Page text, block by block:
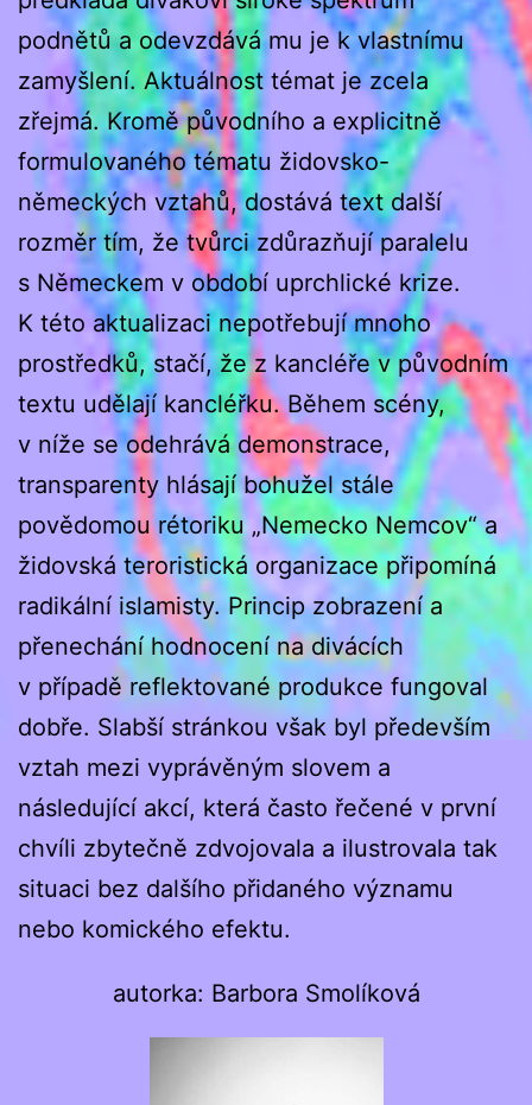
podnětů a odevzdává mu je k vlastnímu
zamyšlení. Aktuálnost témat je zcela
zřejmá. Kromě původního a explicitně
formulovaného tématu židovsko-
německých vztahů, dostává text další
rozměr tím, že tvůrci zdůrazňují paralelu
s Německem v období uprchlické krize.
K této aktualizaci nepotřebují mnoho
prostředků, stačí, že z kancléře v původním
textu udělají kancléřku. Během scény,
v níže se odehrává demonstrace,
transparenty hlásají bohužel stále
povědomou rétoriku „Nemecko Nemcov“ a
židovská teroristická organizace připomíná
radikální islamisty. Princip zobrazení a
přenechání hodnocení na divácích
v případě reflektované produkce fungoval
dobře. Slabší stránkou však byl především
vztah mezi vyprávěným slovem a
následující akcí, která často řečené v první
chvíli zbytečně zdvojovala a ilustrovala tak
situaci bez dalšího přidaného významu
nebo komického efektu.
autorka: Barbora Smolíková